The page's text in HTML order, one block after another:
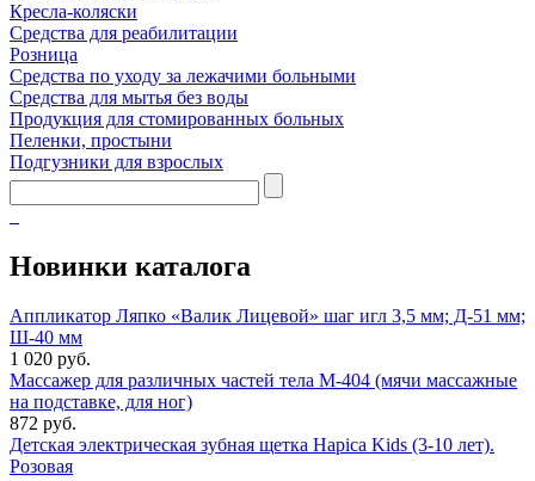
Кресла-коляски
Средства для реабилитации
Розница
Средства по уходу за лежачими больными
Средства для мытья без воды
Продукция для стомированных больных
Пеленки, простыни
Подгузники для взрослых
Новинки каталога
Аппликатор Ляпко «Валик Лицевой» шаг игл 3,5 мм; Д-51 мм;
Ш-40 мм
1 020 руб.
Массажер для различных частей тела М-404 (мячи массажные
на подставке, для ног)
872 руб.
Детская электрическая зубная щетка Hapica Kids (3-10 лет).
Розовая